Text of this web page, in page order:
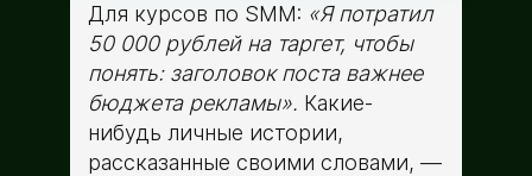
Для курсов по SMM: «Я потратил
50 000 рублей на таргет, чтобы
понять: заголовок поста важнее
бюджета рекламы». Какие-
нибудь личные истории,
рассказанные своими словами, —